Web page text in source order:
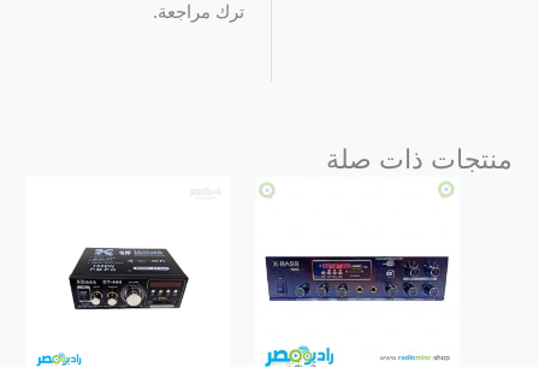
ترك مراجعة.
منتجات ذات صلة